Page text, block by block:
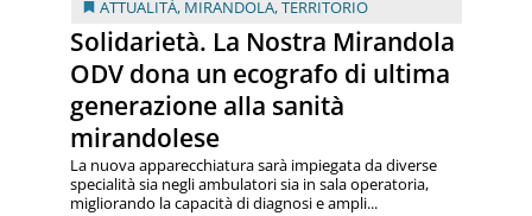
ATTUALITÀ, MIRANDOLA,TERRITORIO
Solidarietà. La Nostra Mirandola
ODV dona un ecografo di ultima
generazione alla sanità
mirandolese
La nuova apparecchiatura sarà impiegata da diverse
specialità sia negli ambulatori sia in sala operatoria,
migliorando la capacità di diagnosi e ampli...